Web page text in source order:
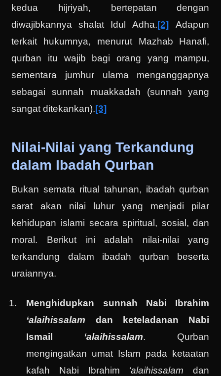
kedua hijriyah, bertepatan dengan
diwajibkannya shalat Idul Adha.[2]
Adapun
terkait hukumnya, menurut Mazhab Hanafi,
qurban itu wajib bagi orang yang mampu,
sementara jumhur ulama menganggapnya
sebagai sunnah muakkadah (sunnah yang
sangat ditekankan).[3]
Nilai-Nilai yang Terkandung
dalam Ibadah Qurban
Bukan semata ritual tahunan, ibadah qurban
sarat akan nilai luhur yang menjadi pilar
kehidupan islami secara spiritual, sosial, dan
moral. Berikut ini adalah nilai-nilai yang
terkandung dalam ibadah qurban beserta
uraiannya.
Menghidupkan sunnah Nabi Ibrahim
‘alaihissalam dan keteladanan Nabi
Ismail ‘alaihissalam. Qurban
mengingatkan umat Islam pada ketaatan
kafah Nabi Ibrahim ‘alaihissalam dan